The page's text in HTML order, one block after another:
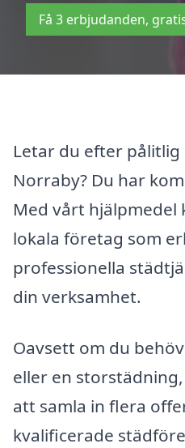
Få 3 erbjudanden,
Letar du efter
Norraby? Du har
Med vårt hjälpmedel
lokala företag som
professionella
din verksamhet.
Oavsett om du
eller en
att samla in flera
kvalificerade